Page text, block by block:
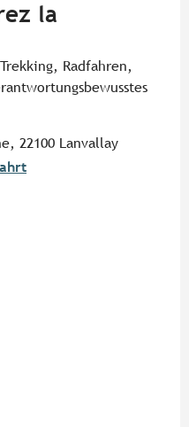
la
Radfahren,
22100 Lanvallay